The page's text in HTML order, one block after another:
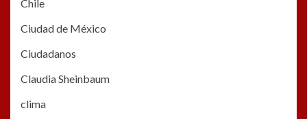
Chile
Ciudad de México
Ciudadanos
Claudia Sheinbaum
clima